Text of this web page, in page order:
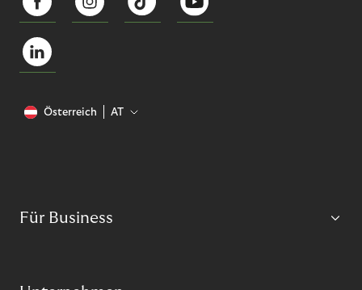
Österreich AT
Für Business